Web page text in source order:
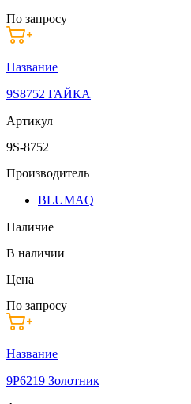
По запросу
Название
9S8752 ГАЙКА
Артикул
9S-8752
Производитель
BLUMAQ
Наличие
В наличии
Цена
По запросу
Название
9P6219 Золотник